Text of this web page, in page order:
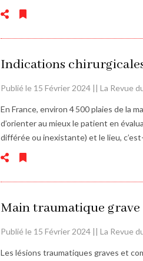
Indications
Publié le 15 Février 2024 || La Revue
En France, environ 4 500 plaies de la
d’orienter au mieux le patient en
différée ou inexistante) et le lieu,
Main traumatique grave
Publié le 15 Février 2024 || La Revue
Les lésions traumatiques graves et